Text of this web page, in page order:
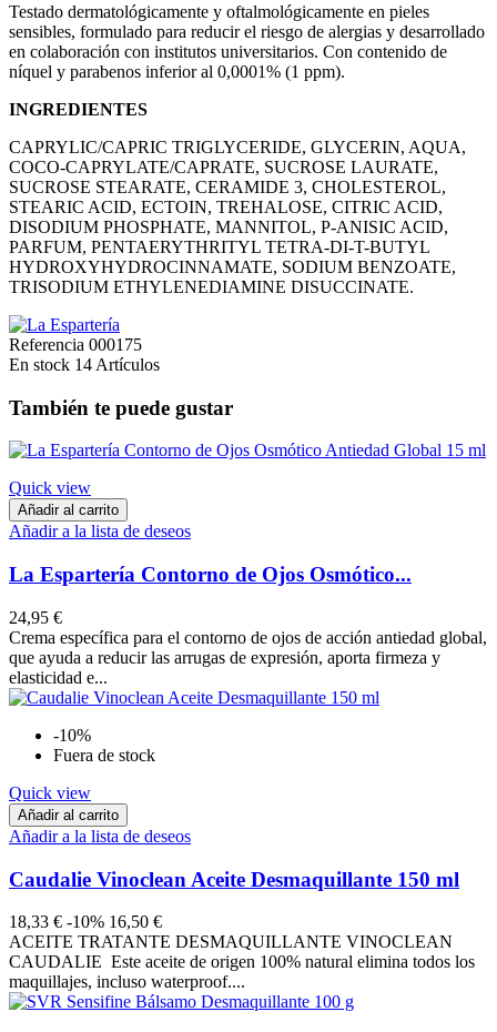
Testado dermatológicamente y oftalmológicamente en pieles
sensibles, formulado para reducir el riesgo de alergias y desarrollado
en colaboración con institutos universitarios. Con contenido de
níquel y parabenos inferior al 0,0001% (1 ppm).
INGREDIENTES
CAPRYLIC/CAPRIC TRIGLYCERIDE, GLYCERIN, AQUA,
COCO-CAPRYLATE/CAPRATE, SUCROSE LAURATE,
SUCROSE STEARATE, CERAMIDE 3, CHOLESTEROL,
STEARIC ACID, ECTOIN, TREHALOSE, CITRIC ACID,
DISODIUM PHOSPHATE, MANNITOL, P-ANISIC ACID,
PARFUM, PENTAERYTHRITYL TETRA-DI-T-BUTYL
HYDROXYHYDROCINNAMATE, SODIUM BENZOATE,
TRISODIUM ETHYLENEDIAMINE DISUCCINATE.
Referencia 000175
En stock 14 Artículos
También te puede gustar
Quick view
Añadir al carrito
Añadir a la lista de deseos
La Espartería Contorno de Ojos Osmótico...
24,95 €
Crema específica para el contorno de ojos de acción antiedad global,
que ayuda a reducir las arrugas de expresión, aporta firmeza y
elasticidad e...
-10%
Fuera de stock
Quick view
Añadir al carrito
Añadir a la lista de deseos
Caudalie Vinoclean Aceite Desmaquillante 150 ml
18,33 € -10% 16,50 €
ACEITE TRATANTE DESMAQUILLANTE VINOCLEAN
CAUDALIE Este aceite de origen 100% natural elimina todos los
maquillajes, incluso waterproof....